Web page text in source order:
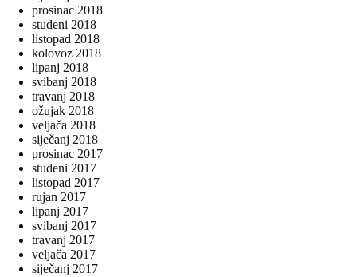
prosinac 2018
studeni 2018
listopad 2018
kolovoz 2018
lipanj 2018
svibanj 2018
travanj 2018
ožujak 2018
veljača 2018
siječanj 2018
prosinac 2017
studeni 2017
listopad 2017
rujan 2017
lipanj 2017
svibanj 2017
travanj 2017
veljača 2017
siječanj 2017